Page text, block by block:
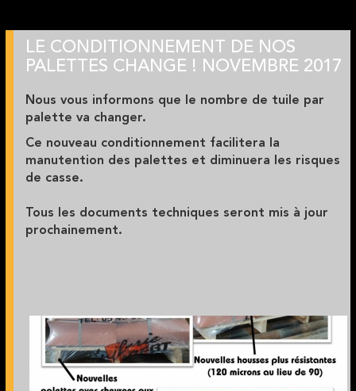
LE CONDITIONNEMENT DE NOS
PALETTES CHANGE ! NOVEMBRE 2017
Nous vous informons que le nombre de tuile par
palette va changer.
Ce nouveau conditionnement facilitera la
manutention des palettes et diminuera les risques
de casse.
Tous les documents techniques seront mis à jour
prochainement.